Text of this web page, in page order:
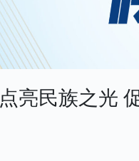
点亮民族之光